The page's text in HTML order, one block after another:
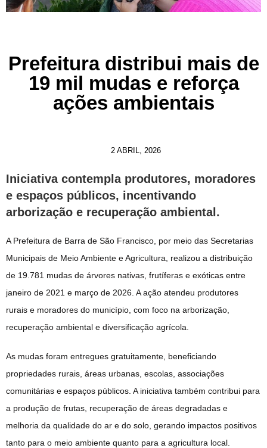
Prefeitura distribui mais de
19 mil mudas e reforça
ações ambientais
2 ABRIL, 2026
Iniciativa contempla produtores, moradores
e espaços públicos, incentivando
arborização e recuperação ambiental.
A Prefeitura de Barra de São Francisco, por meio das Secretarias
Municipais de Meio Ambiente e Agricultura, realizou a distribuição
de 19.781 mudas de árvores nativas, frutíferas e exóticas entre
janeiro de 2021 e março de 2026. A ação atendeu produtores
rurais e moradores do município, com foco na arborização,
recuperação ambiental e diversificação agrícola.
As mudas foram entregues gratuitamente, beneficiando
propriedades rurais, áreas urbanas, escolas, associações
comunitárias e espaços públicos. A iniciativa também contribui para
a produção de frutas, recuperação de áreas degradadas e
melhoria da qualidade do ar e do solo, gerando impactos positivos
tanto para o meio ambiente quanto para a agricultura local.